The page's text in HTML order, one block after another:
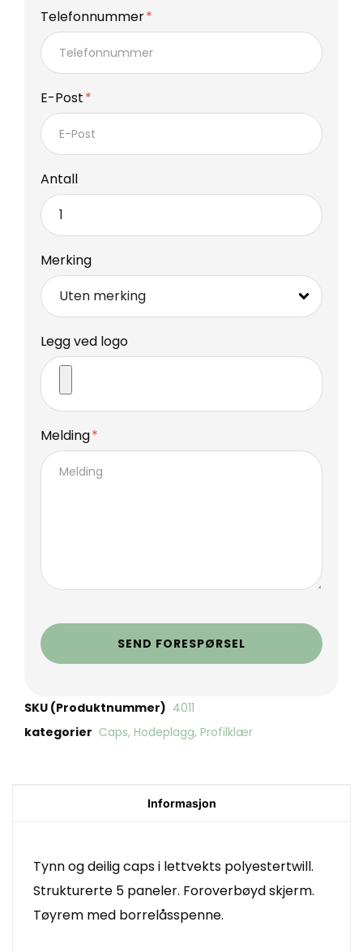
Telefonnummer
E-Post
Antall
Merking
Legg ved logo
Melding
SEND FORESPØRSEL
SKU (Produktnummer) 4011
kategorier Caps, Hodeplagg, Profilklær
Informasjon
Tynn og deilig caps i lettvekts polyestertwill.
Strukturerte 5 paneler. Foroverbøyd skjerm.
Tøyrem med borrelåsspenne.